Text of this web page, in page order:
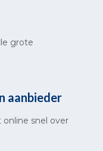
grote
aanbieder
online snel over